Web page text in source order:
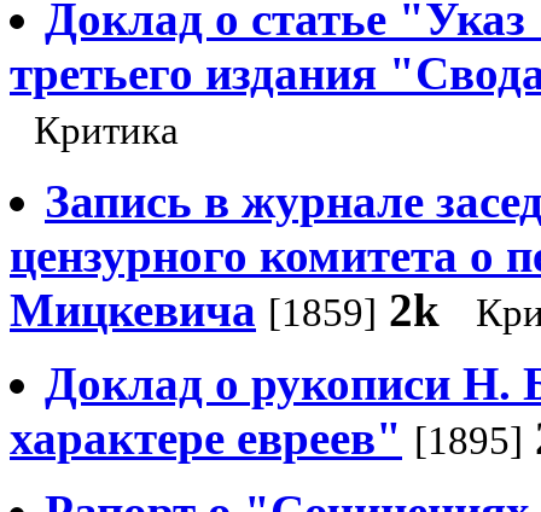
Доклад о статье "Указ
третьего издания
Критика
Запись в журнале
цензурного комитета о
Мицкевича [1859] 2k
Доклад о рукописи Н.
характере евреев" [1895]